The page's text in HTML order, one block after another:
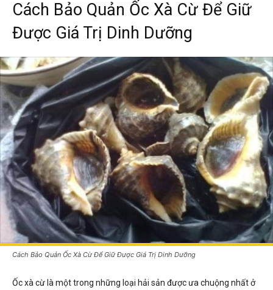
Cách Bảo Quản Ốc Xà Cừ Để Giữ
Được Giá Trị Dinh Dưỡng
Cách Bảo Quản Ốc Xà Cừ Để Giữ Được Giá Trị Dinh Dưỡng
Ốc xà cừ là một trong những loại hải sản được ưa chuộng nhất ở